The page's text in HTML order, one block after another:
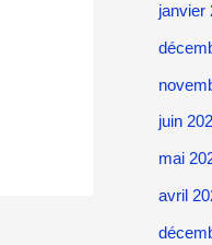
janvier
juin
mai
avril